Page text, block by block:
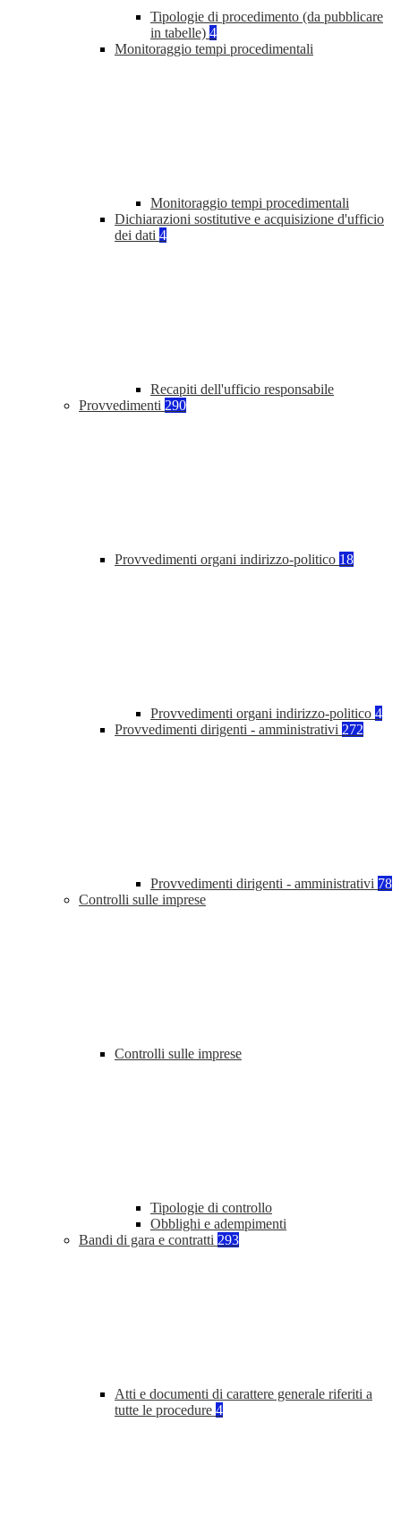
Tipologie di procedimento (da pubblicare
in tabelle) 4
Monitoraggio tempi procedimentali
Monitoraggio tempi procedimentali
Dichiarazioni sostitutive e acquisizione d'ufficio
dei dati 4
Recapiti dell'ufficio responsabile
Provvedimenti 290
Provvedimenti organi indirizzo-politico 18
Provvedimenti organi indirizzo-politico 4
Provvedimenti dirigenti - amministrativi 272
Provvedimenti dirigenti - amministrativi 78
Controlli sulle imprese
Controlli sulle imprese
Tipologie di controllo
Obblighi e adempimenti
Bandi di gara e contratti 293
Atti e documenti di carattere generale riferiti a
tutte le procedure 4